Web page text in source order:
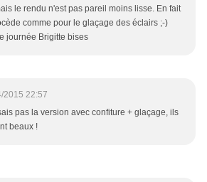
le rendu n'est pas pareil moins lisse. En fait
comme pour le glaçage des éclairs ;-)
journée Brigitte bises
2015 22:57
pas la version avec confiture + glaçage, ils
beaux !